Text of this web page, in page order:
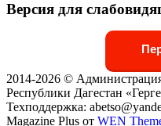
Версия для
2014-2026 ©
Республики Дагестан
Техподдержка:
Magazine Plus от WEN